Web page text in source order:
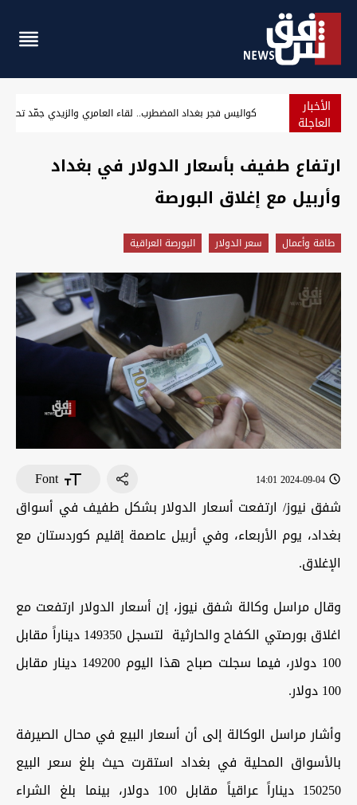
الأخبار
العاجلة الإطاحة بـ"أصحاب سوابق" وثلاثة متهمين بغرق شاب في بغداد
ارتفاع طفيف بأسعار الدولار في بغداد
وأربيل مع إغلاق البورصة
طاقة وأعمال سعر الدولار البورصة العراقية
2024-09-04 14:01
Font
شفق نيوز/ ارتفعت أسعار الدولار بشكل طفيف في أسواق
بغداد، يوم الأربعاء، وفي أربيل عاصمة إقليم كوردستان مع
الإغلاق.
وقال مراسل وكالة شفق نيوز، إن أسعار الدولار ارتفعت مع
اغلاق بورصتي الكفاح والحارثية
لتسجل 149350 ديناراً مقابل
100 دولار، فيما سجلت صباح هذا اليوم 149200 دينار مقابل
100 دولار
.
وأشار مراسل الوكالة إلى أن أسعار البيع في محال الصيرفة
بالأسواق المحلية في بغداد استقرت حيث بلغ سعر البيع
150250 ديناراً عراقياً مقابل 100 دولار، بينما بلغ الشراء